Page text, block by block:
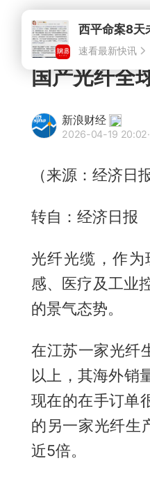
西平命案8天
速看最新快讯
国产光纤全
新浪财经
2026-04-19 20:02
（来源：经济日报
转自：经济日报
光纤光缆，作
感、医疗及工业
的景气态势。
在江苏一家光纤
以上，其海外销
现在的在手订单
的另一家光纤生
近5倍。